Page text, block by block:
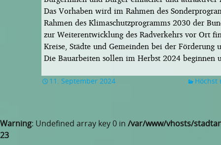
Das Vorhaben wird im Rahmen des
Rahmen des Klimaschutzprogramms 2030 der
zur Weiterentwicklung des Radverkehrs vor Ort
Kreise, Städte und Gemeinden bei der
Die Bauarbeiten sollen im Herbst 2024
11. September 2024 Höchst
Warning: Undefined array key 0 in /var/www/vhosts/
23